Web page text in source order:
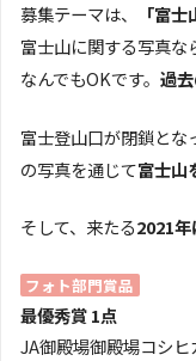
募集テーマは、 「富士
富士山に関する写真
なんでもOKです。 過
富士登山口が閉鎖と
の写真を通じて富士山
そして、来たる2021年
フォト部門賞品
最優秀賞 1点
JA御殿場御殿場コシヒ